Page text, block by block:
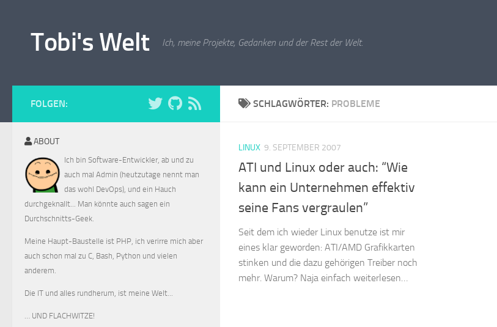
Tobi's Welt Ich, meine Projekte, Gedanken und der Rest der Welt.
SCHLAGWÖRTER: PROBLEME
LINUX 9. SEPTEMBER 2007
ATI und Linux oder auch: “Wie
kann ein Unternehmen effektiv
seine Fans vergraulen”
Seit dem ich wieder Linux benutze ist mir
eines klar geworden: ATI/AMD Grafikkarten
stinken und die dazu gehörigen Treiber noch
mehr. Warum? Naja einfach weiterlesen…
FOLGEN:
ABOUT
Ich bin Software-Entwickler, ab und zu
auch mal Admin (heutzutage nennt man
das wohl DevOps), und ein Hauch
durchgeknallt... Man könnte auch sagen ein
Durchschnitts-Geek.
Meine Haupt-Baustelle ist PHP, ich verirre mich aber
auch schon mal zu C, Bash, Python und vielen
anderem.
Die IT und alles rundherum, ist meine Welt...
… UND FLACHWITZE!